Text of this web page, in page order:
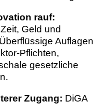
rauf:
Geld und
Auflagen
Pflichten,
gesetzliche
Zugang: DiGA